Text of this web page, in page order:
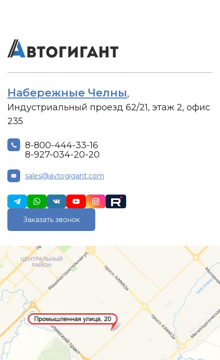
Набережные Челны,
Индустриальный проезд 62/21, этаж 2, офис
235
8-800-444-33-16
8-927-034-20-20
sales@avtogigant.com
Заказать звонок